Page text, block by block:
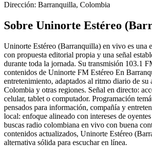
Dirección: Barranquilla, Colombia
Sobre Uninorte Estéreo
Uninorte Estéreo (Barranquilla) en vivo es una
con propuesta editorial propia y una señal
durante toda la jornada. Su transmisión 103.1
contenidos de Uninorte FM Estéreo En
entretenimiento, adaptados al ritmo diario de su
Colombia y otras regiones. Señal en directo:
celular, tablet o computador. Programación
pensados para información, compañía y
local: enfoque alineado con intereses de
buscas radio colombiana en vivo con buena
contenidos actualizados, Uninorte Estéreo
alternativa sólida para escuchar en línea.